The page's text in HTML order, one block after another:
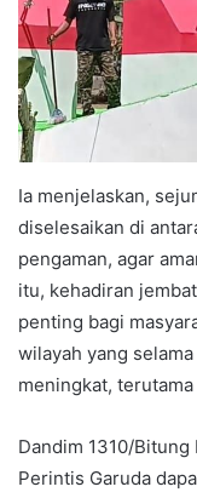
Ia menjelaskan,
diselesaikan di
pengaman, agar
itu, kehadiran
penting bagi
wilayah yang
meningkat,
Dandim 1310/
Perintis Garuda